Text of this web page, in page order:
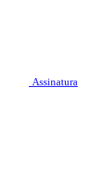
Assinatura